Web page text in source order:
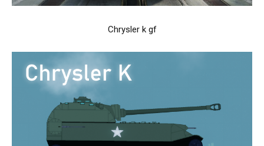
Chrysler k gf